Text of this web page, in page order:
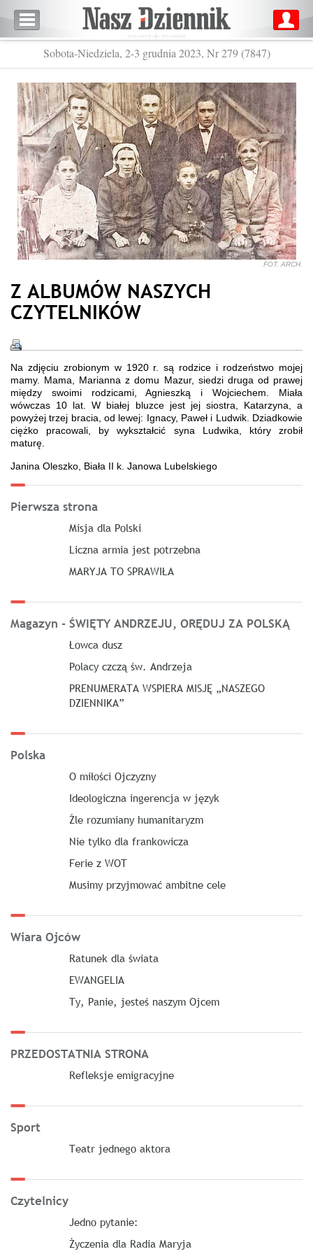
Sobota-Niedziela, 2-3 grudnia 2023, Nr 279 (7847)
FOT. ARCH.
Z ALBUMÓW NASZYCH
CZYTELNIKÓW
Na zdjęciu zrobionym w 1920 r. są rodzice i rodzeństwo mojej
mamy. Mama, Marianna z domu Mazur, siedzi druga od prawej
między swoimi rodzicami, Agnieszką i Wojciechem. Miała
wówczas 10 lat. W białej bluzce jest jej siostra, Katarzyna, a
powyżej trzej bracia, od lewej: Ignacy, Paweł i Ludwik. Dziadkowie
ciężko pracowali, by wykształcić syna Ludwika, który zrobił
maturę.
Janina Oleszko, Biała II k. Janowa Lubelskiego
Pierwsza strona
Misja dla Polski
Liczna armia jest potrzebna
MARYJA TO SPRAWIŁA
Magazyn - ŚWIĘTY ANDRZEJU, ORĘDUJ ZA POLSKĄ
Łowca dusz
Polacy czczą św. Andrzeja
PRENUMERATA WSPIERA MISJĘ „NASZEGO
DZIENNIKA”
Polska
O miłości Ojczyzny
Ideologiczna ingerencja w język
Źle rozumiany humanitaryzm
Nie tylko dla frankowicza
Ferie z WOT
Musimy przyjmować ambitne cele
Wiara Ojców
Ratunek dla świata
EWANGELIA
Ty, Panie, jesteś naszym Ojcem
PRZEDOSTATNIA STRONA
Refleksje emigracyjne
Sport
Teatr jednego aktora
Czytelnicy
Jedno pytanie:
Życzenia dla Radia Maryja